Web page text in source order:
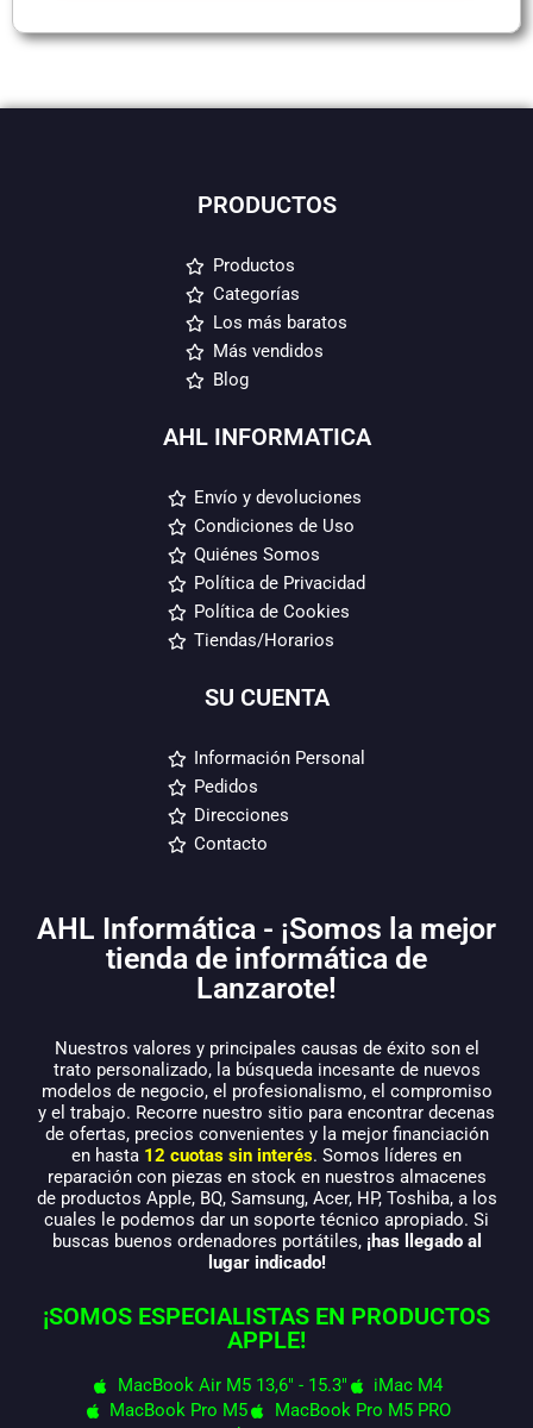
PRODUCTOS
Productos
Categorías
Los más baratos
Más vendidos
Blog
AHL INFORMATICA
Envío y devoluciones
Condiciones de Uso
Quiénes Somos
Política de Privacidad
Política de Cookies
Tiendas/Horarios
SU CUENTA
Información Personal
Pedidos
Direcciones
Contacto
AHL Informática - ¡Somos la mejor
tienda de informática de
Lanzarote!
Nuestros valores y principales causas de éxito son el
trato personalizado, la búsqueda incesante de nuevos
modelos de negocio, el profesionalismo, el compromiso
y el trabajo. Recorre nuestro sitio para encontrar decenas
de ofertas, precios convenientes y la mejor financiación
en hasta 12 cuotas sin interés. Somos líderes en
reparación con piezas en stock en nuestros almacenes
de productos Apple, BQ, Samsung, Acer, HP, Toshiba, a los
cuales le podemos dar un soporte técnico apropiado. Si
buscas buenos ordenadores portátiles, ¡has llegado al
lugar indicado!
¡SOMOS ESPECIALISTAS EN PRODUCTOS
APPLE!
MacBook Air M5 13,6" - 15.3"
iMac M4
MacBook Pro M5
MacBook Pro M5 PRO